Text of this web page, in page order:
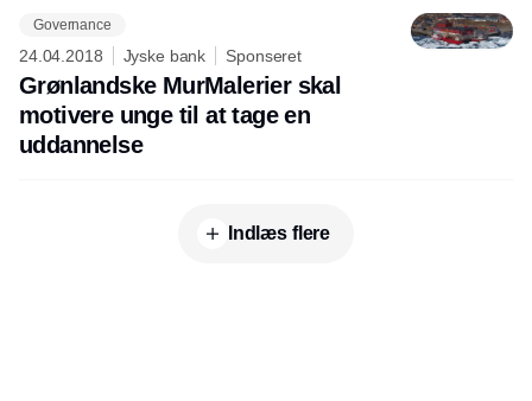
Governance
24.04.2018 Jyske bank Sponseret
Grønlandske MurMalerier skal
motivere unge til at tage en
uddannelse
Indlæs flere